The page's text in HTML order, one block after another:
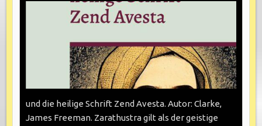
und die heilige Schrift Zend Avesta. Autor: Clarke,
James Freeman. Zarathustra gilt als der geistige